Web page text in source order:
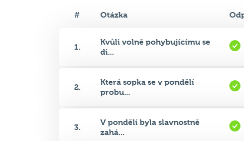
1.
di...
2.
Která sopka se v pondělí
probu...
3.
V pondělí byla slavnostně
zahá...
4.
Jak se nazývá česká letecká
sp...